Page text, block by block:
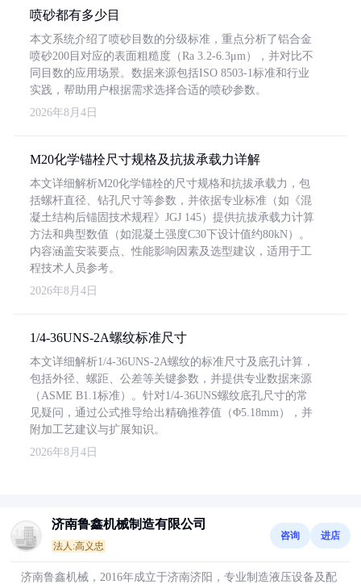
喷砂都有多少目
本文系统介绍了喷砂目数的分级标准，重点分析了铝合金
喷砂200目对应的表面粗糙度（Ra 3.2-6.3μm），并对比不
同目数的应用场景。数据来源包括ISO 8503-1标准和行业
实践，帮助用户根据需求选择合适的喷砂参数。
2026年8月4日
M20化学锚栓尺寸规格及抗拔承载力详解
本文详细解析M20化学锚栓的尺寸规格和抗拔承载力，包
括螺杆直径、钻孔尺寸等参数，并依据专业标准（如《混
凝土结构后锚固技术规程》JGJ 145）提供抗拔承载力计算
方法和典型数值（如混凝土强度C30下设计值约80kN）。
内容涵盖安装要点、性能影响因素及选型建议，适用于工
程技术人员参考。
2026年8月4日
1/4-36UNS-2A螺纹标准尺寸
本文详细解析1/4-36UNS-2A螺纹的标准尺寸及底孔计算，
包括外径、螺距、公差等关键参数，并提供专业数据来源
（ASME B1.1标准）。针对1/4-36UNS螺纹底孔尺寸的常
见疑问，通过公式推导给出精确推荐值（Φ5.18mm），并
附加工艺建议与扩展知识。
2026年8月4日
济南鲁鑫机械制造有限公司
法人:高义忠
咨询 进店
济南鲁鑫机械，2016年成立于济南济阳，专业制造液压设备及配